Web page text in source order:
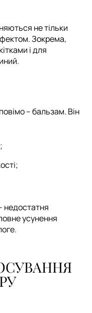
не тільки
Зокрема,
і для
– бальзам. Він
недостатня
усунення